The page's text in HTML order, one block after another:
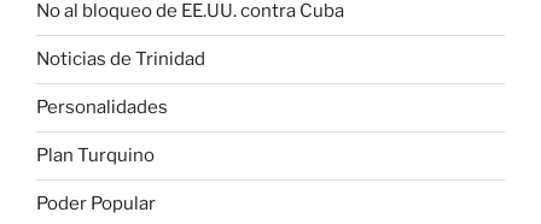
No al bloqueo de EE.UU. contra Cuba
Noticias de Trinidad
Personalidades
Plan Turquino
Poder Popular